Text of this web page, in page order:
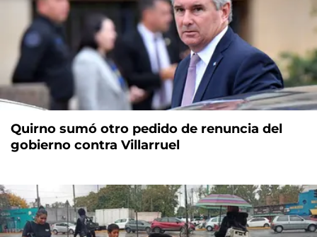
Quirno sumó otro pedido de renuncia del
gobierno contra Villarruel